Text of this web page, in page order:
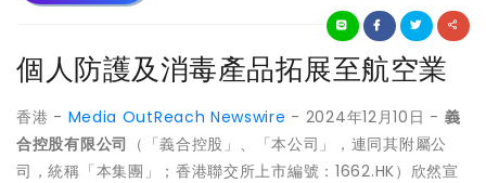
個人防護及消毒產品拓展至航空業
香港 - Media OutReach Newswire - 2024年12月10日 - 義
合控股有限公司 （「義合控股」、「本公司」，連同其附屬公
司，統稱「本集團」；香港聯交所上市編號：1662.HK）欣然宣